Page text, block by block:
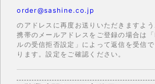
order@sashine.co.jp
のアドレスに再度お送りいただきますよう
携帯のメールアドレスをご登録の場合は
ルの受信拒否設定」によって返信を受信
ります。設定をご確認ください。